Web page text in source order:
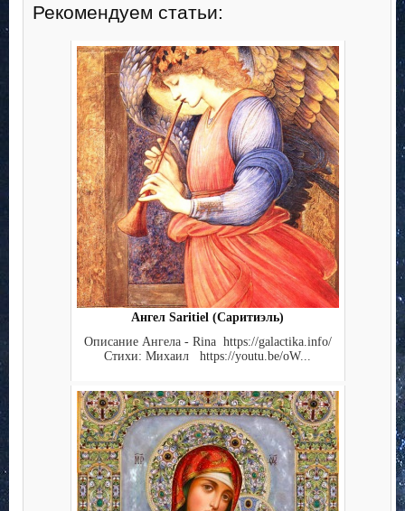
Рекомендуем статьи:
Ангел Saritiel (Саритиэль)
Описание Ангела - Rina https://galactika.info/
Стихи: Михаил https://youtu.be/oW...